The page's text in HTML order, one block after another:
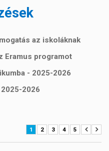
az iskoláknak
Eramus programot
- 2025-2026
2026
1 2 3 4 5